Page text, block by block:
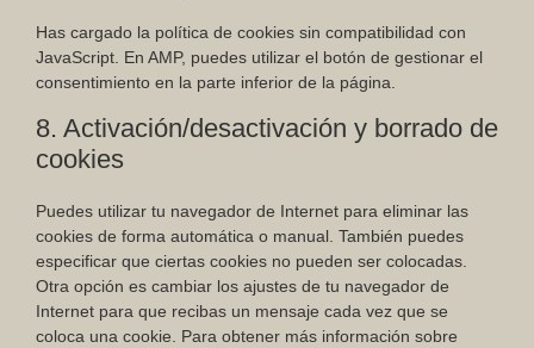
Has cargado la política de cookies sin compatibilidad con
JavaScript. En AMP, puedes utilizar el botón de gestionar el
consentimiento en la parte inferior de la página.
8. Activación/desactivación y borrado de
cookies
Puedes utilizar tu navegador de Internet para eliminar las
cookies de forma automática o manual. También puedes
especificar que ciertas cookies no pueden ser colocadas.
Otra opción es cambiar los ajustes de tu navegador de
Internet para que recibas un mensaje cada vez que se
coloca una cookie. Para obtener más información sobre